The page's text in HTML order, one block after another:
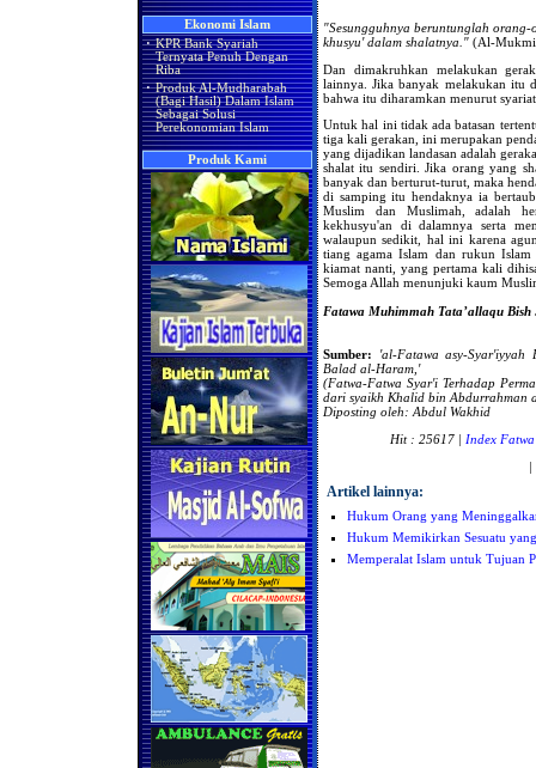
Ekonomi Islam
· KPR Bank Syariah
Ternyata Penuh Dengan
Riba
· Produk Al-Mudharabah
(Bagi Hasil) Dalam Islam
Sebagai Solusi
Perekonomian Islam
Produk Kami
"Sesungguhnya beruntunglah
khusyu' dalam shalatnya." (Al-
Dan dimakruhkan melakukan
lainnya. Jika banyak melakukan itu
bahwa itu diharamkan menurut
Untuk hal ini tidak ada batasan
tiga kali gerakan, ini merupakan
yang dijadikan landasan adalah
shalat itu sendiri. Jika orang yang
banyak dan berturut-turut, maka
di samping itu hendaknya ia
Muslim dan Muslimah, adalah
kekhusyu'an di dalamnya serta
walaupun sedikit, hal ini karena
tiang agama Islam dan rukun Islam
kiamat nanti, yang pertama kali
Semoga Allah menunjuki kaum
Fatawa Muhimmah Tata’allaqu
Sumber:
'al-Fatawa asy-
Balad al-Haram,'
(Fatwa-Fatwa Syar'i Terhadap
dari syaikh Khalid bin Abdurrahman
Diposting oleh: Abdul Wakhid
Hit : 25617 | Index Fatwa
|
Artikel lainnya:
Hukum Orang yang
Hukum Memikirkan Sesuatu
Memperalat Islam untuk Tujuan